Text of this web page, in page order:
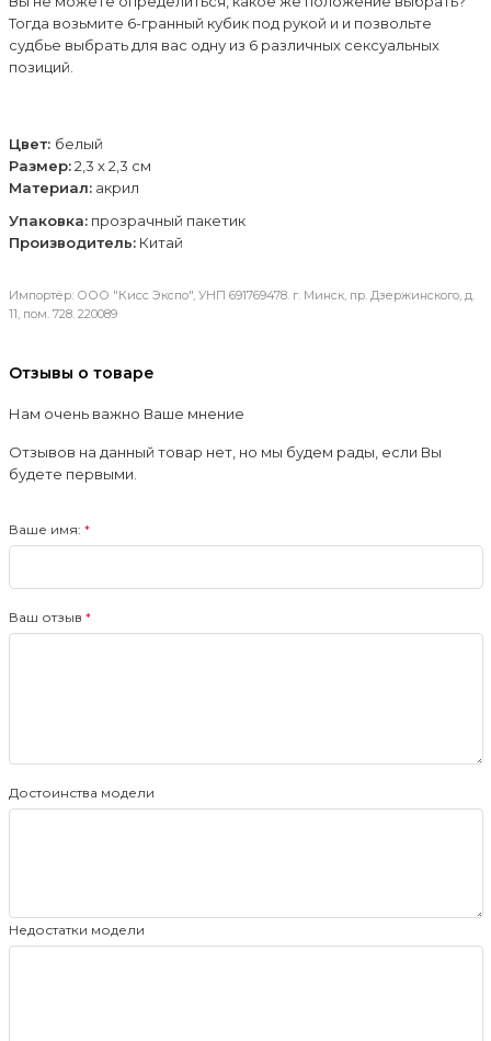
Тогда возьмите 6-гранный кубик под рукой и и позвольте
судбье выбрать для вас одну из 6 различных сексуальных
позиций.
Цвет: белый
Размер:2,3 х 2,3 см
Материал:акрил
Упаковка:прозрачный пакетик
Производитель:Китай
Импортёр: ООО "Кисс Экспо", УНП 691769478. г. Минск, пр. Дзержинского, д.
11, пом. 728. 220089
Отзывы о товаре
Нам очень важно Ваше мнение
Отзывов на данный товар нет, но мы будем рады, если Вы
будете первыми.
Ваше имя:
Ваш отзыв
Достоинства модели
Недостатки модели